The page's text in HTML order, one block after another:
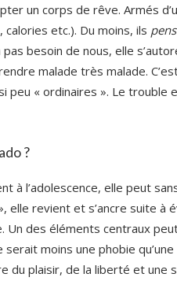
un corps de rêve. Armés
etc.). Du moins, ils
besoin de nous, elle
malade très malade.
peu « ordinaires ». Le trouble
?
à l’adolescence, elle peut
elle revient et s’ancre suite
Un des éléments centraux
serait moins une phobie qu’une
du plaisir, de la liberté et une